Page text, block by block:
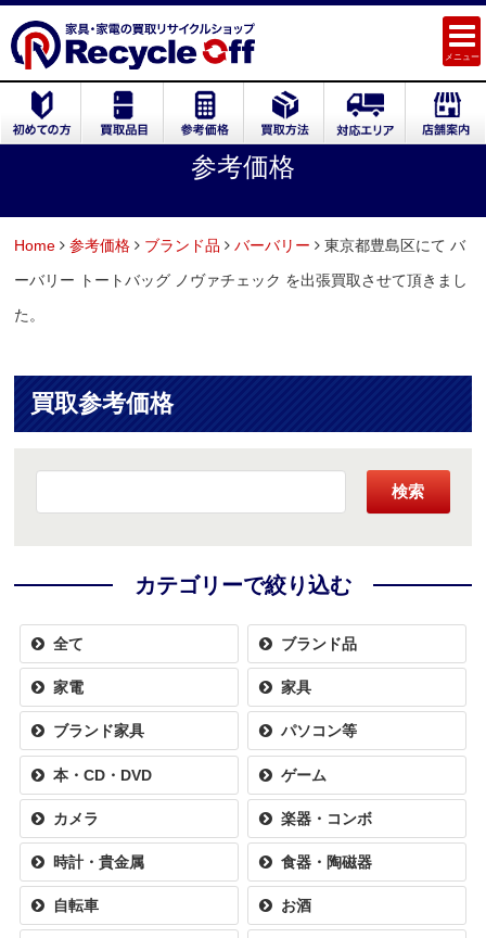
メニュー
参考価格
Home 参考価格 ブランド品 バーバリー
東京都豊島区にて バ
ーバリー トートバッグ ノヴァチェック を出張買取させて頂きまし
た。
買取参考価格
検索
カテゴリーで絞り込む
全て ブランド品
家電 家具
ブランド家具 パソコン等
本・CD・DVD ゲーム
カメラ 楽器・コンボ
時計・貴金属 食器・陶磁器
自転車 お酒